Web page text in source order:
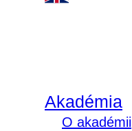
Akadémia
O akadémii